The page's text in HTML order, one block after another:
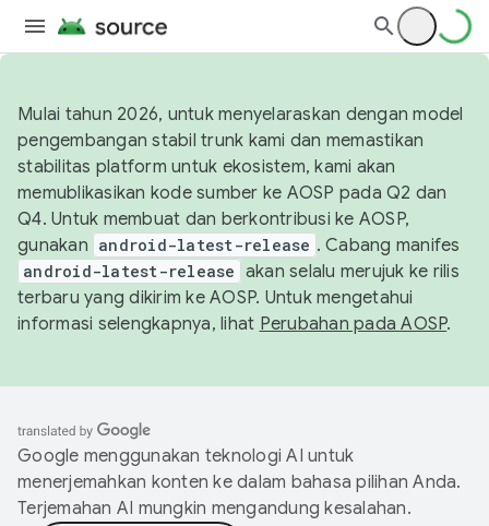
Mulai tahun 2026, untuk menyelaraskan dengan model
pengembangan stabil trunk kami dan memastikan
stabilitas platform untuk ekosistem, kami akan
memublikasikan kode sumber ke AOSP pada Q2 dan
Q4. Untuk membuat dan berkontribusi ke AOSP,
gunakan android-latest-release . Cabang manifes
android-latest-release akan selalu merujuk ke rilis
terbaru yang dikirim ke AOSP. Untuk mengetahui
informasi selengkapnya, lihat Perubahan pada AOSP.
Google menggunakan teknologi AI untuk
menerjemahkan konten ke dalam bahasa pilihan Anda.
Terjemahan AI mungkin mengandung kesalahan.